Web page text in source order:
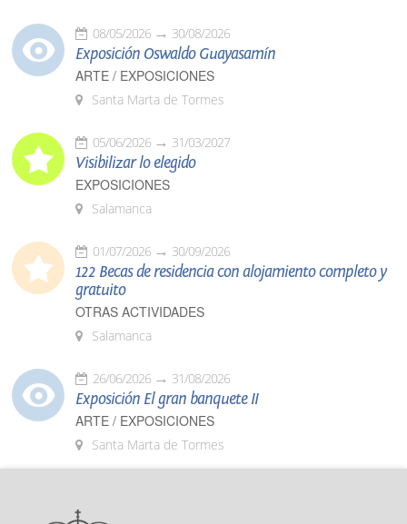
08/05/2026 30/08/2026
Exposición Oswaldo Guayasamín
ARTE / EXPOSICIONES
Santa Marta de Tormes
05/06/2026 31/03/2027
Visibilizar lo elegido
EXPOSICIONES
Salamanca
01/07/2026 30/09/2026
122 Becas de residencia con alojamiento completo y
gratuito
OTRAS ACTIVIDADES
Salamanca
26/06/2026 31/08/2026
Exposición El gran banquete II
ARTE / EXPOSICIONES
Santa Marta de Tormes